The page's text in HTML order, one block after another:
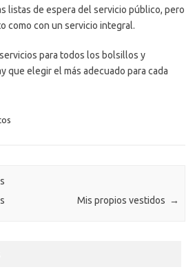
listas de espera del servicio público, pero
como con un servicio integral.
para todos los bolsillos y
que elegir el más adecuado para cada
Mis propios vestidos →